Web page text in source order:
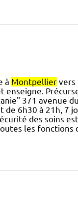
à Montpelliervers
enseigne.
371 avenue
de 6h30 à 21h, 7
des soins
les fonctions